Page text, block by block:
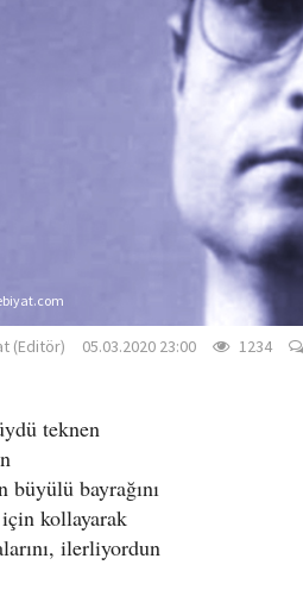
(Editör) 05.03.2020 23:00 1234
teknen
büyülü bayrağını
kollayarak
ilerliyordun